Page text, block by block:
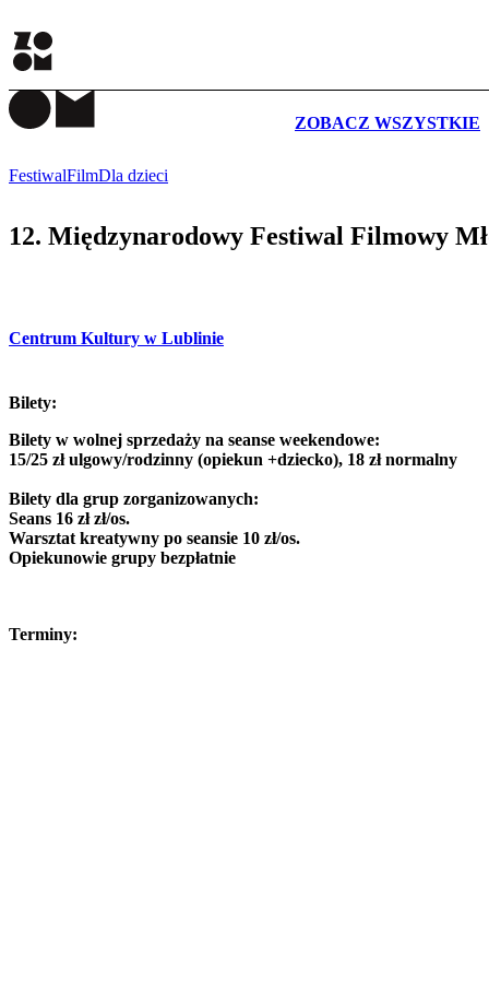
ZOBACZ WSZYSTKIE
FestiwalFilmDla dzieci
12. Międzynarodowy Festiwal Filmowy
Centrum Kultury w Lublinie
Bilety:
Bilety w wolnej sprzedaży na seanse weekendowe:
15/25 zł ulgowy/rodzinny (opiekun +dziecko), 18 zł normalny
Bilety dla grup zorganizowanych:
Seans 16 zł zł/os.
Warsztat kreatywny po seansie 10 zł/os.
Opiekunowie grupy bezpłatnie
Terminy: